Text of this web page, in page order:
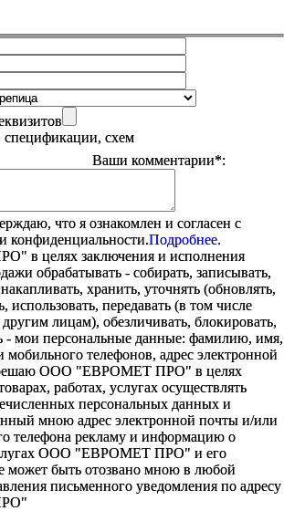
спецификации, схем
Ваши комментарии*:
что я ознакомлен и согласен с
конфиденциальности.Подробнее.
целях заключения и исполнения
обрабатывать - собирать, записывать,
хранить, уточнять (обновлять,
использовать, передавать (в том числе
лицам), обезличивать, блокировать,
- мои персональные данные: фамилию, имя,
телефонов, адрес электронной
ООО "ЕВРОМЕТ ПРО" в целях
работах, услугах осуществлять
персональных данных и
мною адрес электронной почты и/или
телефона рекламу и информацию о
ООО "ЕВРОМЕТ ПРО" и его
может быть отозвано мною в любой
письменного уведомления по адресу